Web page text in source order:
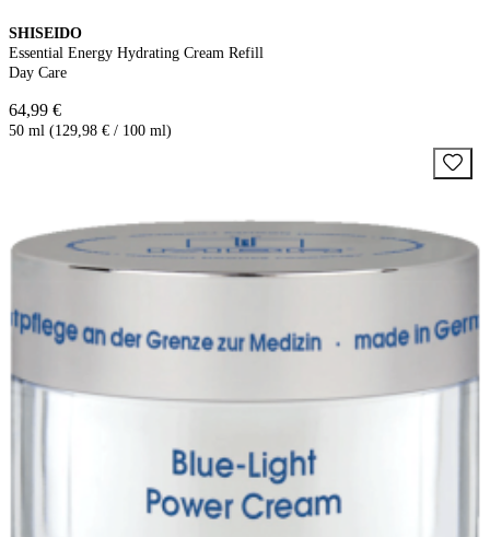
SHISEIDO
Essential Energy Hydrating Cream Refill
Day Care
64,99 €
50 ml (129,98 € / 100 ml)